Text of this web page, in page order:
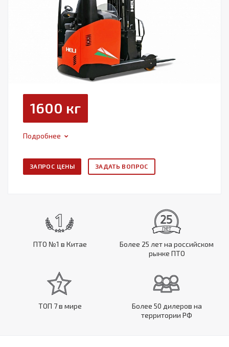
1600 кг
Подробнее
ЗАПРОС ЦЕНЫ ЗАДАТЬ ВОПРОС
ПТО №1 в Китае
Более 25 лет на российском
рынке ПТО
ТОП 7 в мире
Более 50 дилеров на
территории РФ